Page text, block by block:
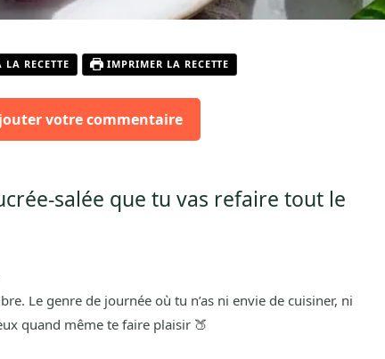
LA RECETTE IMPRIMER LA RECETTE
votre commentaire
salée que tu vas refaire tout le
Le genre de journée où tu n’as ni envie de cuisiner, ni
quand même te faire plaisir 🍑